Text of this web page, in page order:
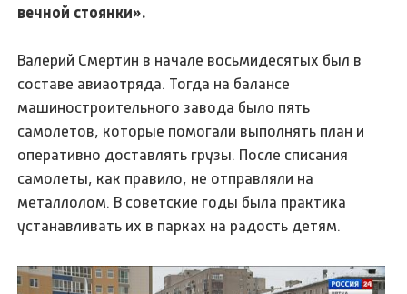
вечной стоянки».
Валерий Смертин в начале восьмидесятых был в
составе авиаотряда. Тогда на балансе
машиностроительного завода было пять
самолетов, которые помогали выполнять план и
оперативно доставлять грузы. После списания
самолеты, как правило, не отправляли на
металлолом. В советские годы была практика
устанавливать их в парках на радость детям.